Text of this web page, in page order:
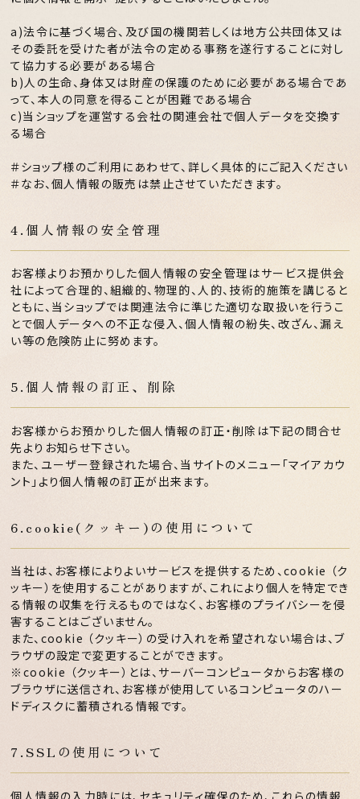
a)法令に基づく場合、及び国の機関若しくは地方公共団体又は
その委託を受けた者が法令の定める事務を遂行することに対し
て協力する必要がある場合
b)人の生命、身体又は財産の保護のために必要がある場合であ
って、本人の同意を得ることが困難である場合
c)当ショップを運営する会社の関連会社で個人データを交換す
る場合
＃ショップ様のご利用にあわせて、詳しく具体的にご記入ください
＃なお、個人情報の販売は禁止させていただきます。
4.個人情報の安全管理
お客様よりお預かりした個人情報の安全管理はサービス提供会
社によって合理的、組織的、物理的、人的、技術的施策を講じると
ともに、当ショップでは関連法令に準じた適切な取扱いを行うこ
とで個人データへの不正な侵入、個人情報の紛失、改ざん、漏え
い等の危険防止に努めます。
5.個人情報の訂正、削除
お客様からお預かりした個人情報の訂正・削除は下記の問合せ
先よりお知らせ下さい。
また、ユーザー登録された場合、当サイトのメニュー「マイアカウ
ント」より個人情報の訂正が出来ます。
6.cookie(クッキー)の使用について
当社は、お客様によりよいサービスを提供するため、cookie （ク
ッキー）を使用することがありますが、これにより個人を特定でき
る情報の収集を行えるものではなく、お客様のプライバシーを侵
害することはございません。
また、cookie （クッキー）の受け入れを希望されない場合は、ブ
ラウザの設定で変更することができます。
※cookie （クッキー）とは、サーバーコンピュータからお客様の
ブラウザに送信され、お客様が使用しているコンピュータのハー
ドディスクに蓄積される情報です。
7.SSLの使用について
個人情報の入力時には、セキュリティ確保のため、これらの情報